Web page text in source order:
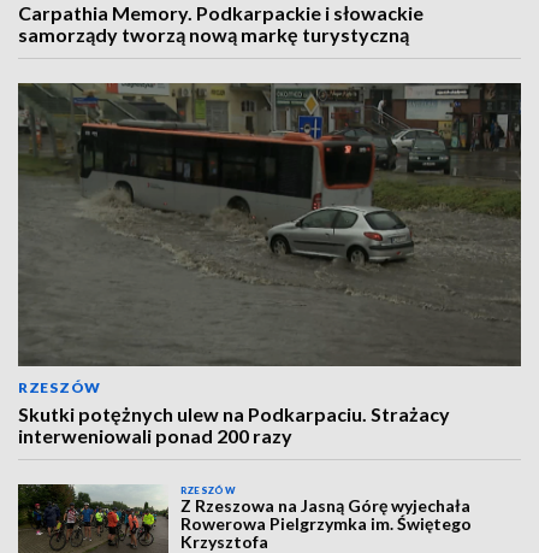
Carpathia Memory. Podkarpackie i słowackie
samorządy tworzą nową markę turystyczną
RZESZÓW
Skutki potężnych ulew na Podkarpaciu. Strażacy
interweniowali ponad 200 razy
RZESZÓW
Z Rzeszowa na Jasną Górę wyjechała
Rowerowa Pielgrzymka im. Świętego
Krzysztofa